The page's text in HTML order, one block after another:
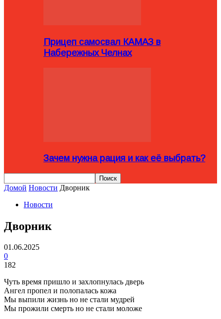
Прицеп самосвал КАМАЗ в
Набережных Челнах
Зачем нужна рация и как её выбрать?
Домой Новости Дворник
Новости
Дворник
01.06.2025
0
182
Чуть время пришло и захлопнулась дверь
Ангел пропел и полопалась кожа
Мы выпили жизнь но не стали мудрей
Мы прожили смерть но не стали моложе